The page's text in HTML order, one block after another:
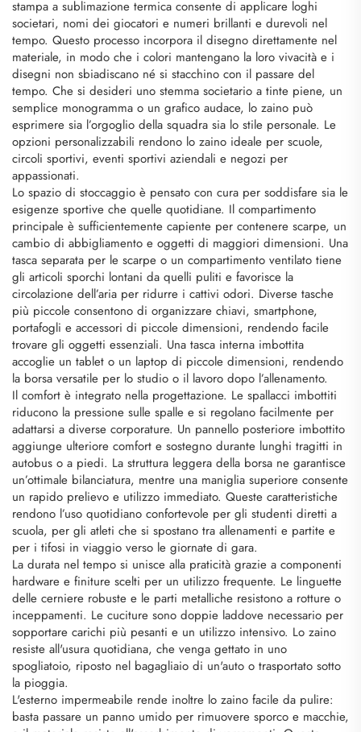
stampa a sublimazione termica consente di applicare loghi
societari, nomi dei giocatori e numeri brillanti e durevoli nel
tempo. Questo processo incorpora il disegno direttamente nel
materiale, in modo che i colori mantengano la loro vivacità e i
disegni non sbiadiscano né si stacchino con il passare del
tempo. Che si desideri uno stemma societario a tinte piene, un
semplice monogramma o un grafico audace, lo zaino può
esprimere sia l’orgoglio della squadra sia lo stile personale. Le
opzioni personalizzabili rendono lo zaino ideale per scuole,
circoli sportivi, eventi sportivi aziendali e negozi per
appassionati.
Lo spazio di stoccaggio è pensato con cura per soddisfare sia le
esigenze sportive che quelle quotidiane. Il compartimento
principale è sufficientemente capiente per contenere scarpe, un
cambio di abbigliamento e oggetti di maggiori dimensioni. Una
tasca separata per le scarpe o un compartimento ventilato tiene
gli articoli sporchi lontani da quelli puliti e favorisce la
circolazione dell’aria per ridurre i cattivi odori. Diverse tasche
più piccole consentono di organizzare chiavi, smartphone,
portafogli e accessori di piccole dimensioni, rendendo facile
trovare gli oggetti essenziali. Una tasca interna imbottita
accoglie un tablet o un laptop di piccole dimensioni, rendendo
la borsa versatile per lo studio o il lavoro dopo l’allenamento.
Il comfort è integrato nella progettazione. Le spallacci imbottiti
riducono la pressione sulle spalle e si regolano facilmente per
adattarsi a diverse corporature. Un pannello posteriore imbottito
aggiunge ulteriore comfort e sostegno durante lunghi tragitti in
autobus o a piedi. La struttura leggera della borsa ne garantisce
un’ottimale bilanciatura, mentre una maniglia superiore consente
un rapido prelievo e utilizzo immediato. Queste caratteristiche
rendono l’uso quotidiano confortevole per gli studenti diretti a
scuola, per gli atleti che si spostano tra allenamenti e partite e
per i tifosi in viaggio verso le giornate di gara.
La durata nel tempo si unisce alla praticità grazie a componenti
hardware e finiture scelti per un utilizzo frequente. Le linguette
delle cerniere robuste e le parti metalliche resistono a rotture o
inceppamenti. Le cuciture sono doppie laddove necessario per
sopportare carichi più pesanti e un utilizzo intensivo. Lo zaino
resiste all'usura quotidiana, che venga gettato in uno
spogliatoio, riposto nel bagagliaio di un'auto o trasportato sotto
la pioggia.
L'esterno impermeabile rende inoltre lo zaino facile da pulire:
basta passare un panno umido per rimuovere sporco e macchie,